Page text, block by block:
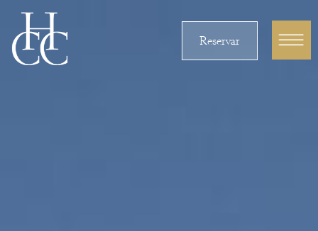
Reservar